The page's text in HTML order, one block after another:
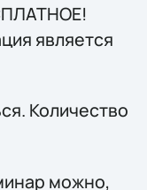
является
Количество
можно,